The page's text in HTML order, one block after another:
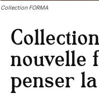
nouvelle
penser
Collection FORMA